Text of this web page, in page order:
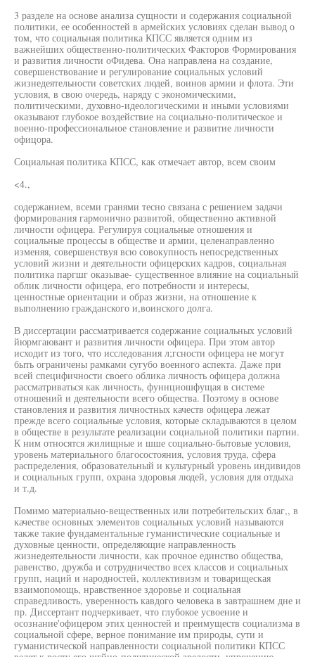
3 разделе на основе анализа сущности и содержания социальной
политики, ее особенностей в армейских условиях сделан вывод о
том, что социальная политика КПСС является одним из
важнейших общественно-политических Факторов Формирования
и развития личности оФидева. Она направлена на создание,
совершенствование и регулирование социальных условий
жизнедеятельности советских людей, воинов армии и флота. Эти
условия, в свою очередь, наряду с экономическими,
политическими, духовно-идеологическими и иными условиями
оказывают глубокое воздействие на социально-политическое и
военно-профессиональное становление и развитие личности
офицора.
Социальная политика КПСС, как отмечает автор, всем своим
<4.,
содержанием, всеми гранями тесно связана с решением задачи
формирования гармонично развитой, общественно активной
личности офицера. Регулируя социальные отношения и
социальные процессы в обществе и армии, целенаправленно
изменяя, совершенствуя всю совокупность непосредственных
условий жизни и деятельности офицерских кадров, социальная
политика паргшг оказывае- существенное влияние на социальный
облик личности офицера, его потребности и интересы,
ценностные ориентации и образ жизни, на отношение к
выполнению гражданского и,воинского долга.
В диссертации рассматривается содержание социальных условий
йюрмгаювант и развития личности офицера. При этом автор
исходит из того, что исследования л;гсности офицера не могут
быть ограничены рамками сугубо военного аспекта. Даже при
всей специфичности своего облика личность офицера должна
рассматриваться как личность, фуннциошфущая в системе
отношений и деятельности всего общества. Поэтому в основе
становления и развития личностных качеств офицера лежат
прежде всего социальные условия, которые складываются в целом
в обществе в результате реализации социальной политики партии.
К ним относятся жилищные и шше социально-бытовые условия,
уровень материального благосостояния, условия труда, сфера
распределения, образовательный и культурный уровень индивидов
и социальных групп, охрана здоровья людей, условия для отдыха
и т.д.
Помимо материально-вещественных или потребительских благ,, в
качестве основных элементов социальных условий называются
также такие фундаментальные гуманистические социальные и
духовные ценности, определяющие направленность
жизнедеятельности личности, как прочное единство общества,
равенство, дружба и сотрудничество всех классов и социальных
групп, наций и народностей, коллективизм и товарищеская
взаимопомощь, нравственное здоровье и социальная
справедливость, уверенность кавдого человека в завтрашнем дне и
пр. Диссертант подчеркивает, что глубокое усвоение и
осознание'офицером этих ценностей и преимуществ социализма в
социальной сфере, верное понимание им природы, сути и
гуманистической направленности социальной политики КПСС